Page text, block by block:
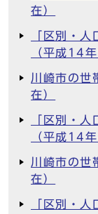
在）
「区別・
（平成14
川崎市の世
在）
「区別・
（平成14
川崎市の世
在）
「区別・